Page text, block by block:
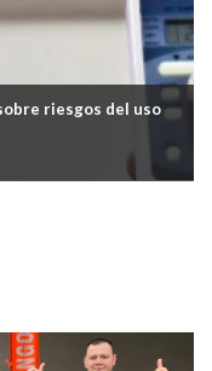
riesgos del uso